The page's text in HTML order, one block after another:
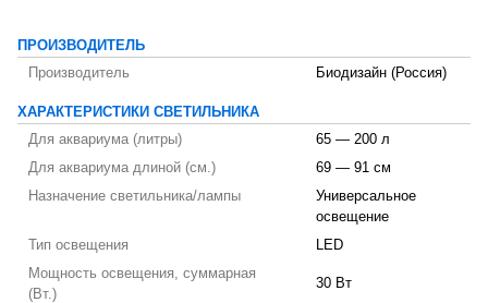
ПРОИЗВОДИТЕЛЬ
Производитель
Биодизайн (Россия)
ХАРАКТЕРИСТИКИ СВЕТИЛЬНИКА
Для аквариума (литры)
65 — 200 л
Для аквариума длиной (см.)
69 — 91 см
Назначение светильника/лампы
Универсальное
освещение
Тип освещения
LED
Мощность освещения, суммарная
(Вт.)
30 Вт